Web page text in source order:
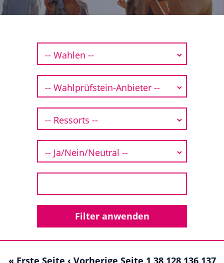
« Erste Seite ‹ Vorherige Seite 1 38 128 136 137